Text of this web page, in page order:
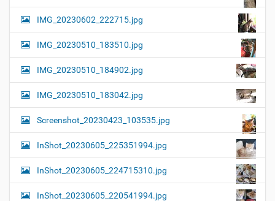
IMG_20230602_222715.jpg
IMG_20230510_183510.jpg
IMG_20230510_184902.jpg
IMG_20230510_183042.jpg
Screenshot_20230423_103535.jpg
InShot_20230605_225351994.jpg
InShot_20230605_224715310.jpg
InShot_20230605_220541994.jpg